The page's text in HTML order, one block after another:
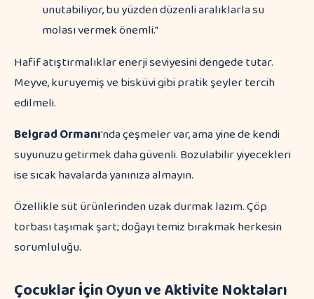
unutabiliyor, bu yüzden düzenli aralıklarla su
molası vermek önemli."
Hafif atıştırmalıklar enerji seviyesini dengede tutar.
Meyve, kuruyemiş ve bisküvi gibi pratik şeyler tercih
edilmeli.
Belgrad Ormanı'nda çeşmeler var, ama yine de kendi
suyunuzu getirmek daha güvenli. Bozulabilir yiyecekleri
ise sıcak havalarda yanınıza almayın.
Özellikle süt ürünlerinden uzak durmak lazım. Çöp
torbası taşımak şart; doğayı temiz bırakmak herkesin
sorumluluğu.
Çocuklar İçin Oyun ve Aktivite Noktaları